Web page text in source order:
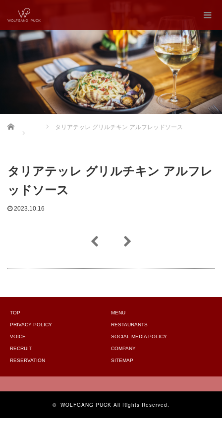
Home タリアテッレ グリルチキン アルフレッドソース
タリアテッレ グリルチキン アルフレ
ッドソース
2023.10.16
TOP
PRIVACY POLICY
VOICE
MENU
RESTAURANTS
SOCIAL MEDIA POLICY
RECRUIT
RESERVATION
COMPANY
SITEMAP
© WOLFGANG PUCK All Rights Reserved.